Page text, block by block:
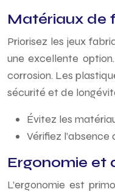
Matériaux de
Priorisez les jeux
une excellente
corrosion. Les
sécurité et de
Évitez les
Vérifiez
Ergonomie et
L’ergonomie est